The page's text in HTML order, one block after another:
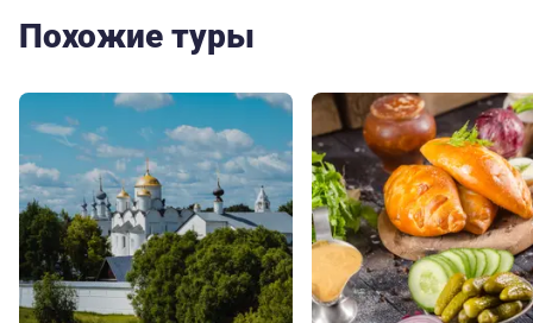
Похожие туры